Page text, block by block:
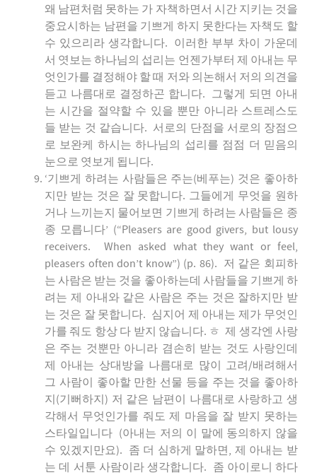
왜 남편처럼 못하는 가 자책하면서 시간 지키는 것을
중요시하는 남편을 기쁘게 하지 못한다는 자책도 할
수 있으리라 생각합니다. 이러한 부부 차이 가운데
서 엿보는 하나님의 섭리는 언젠가부터 제 아내는 무
엇인가를 결정해야 할 때 저와 의논해서 저의 의견을
듣고 나름대로 결정하곤 합니다. 그렇게 되면 아내
는 시간을 절약할 수 있을 뿐만 아니라 스트레스도
들 받는 것 같습니다. 서로의 단점을 서로의 장점으
로 보완케 하시는 하나님의 섭리를 점점 더 믿음의
눈으로 엿보게 됩니다.
‘기쁘게 하려는 사람들은 주는(베푸는) 것은 좋아하
지만 받는 것은 잘 못합니다. 그들에게 무엇을 원하
거나 느끼는지 물어보면 기쁘게 하려는 사람들은 종
종 모릅니다’ (“Pleasers are good givers, but lousy
receivers. When asked what they want or feel,
pleasers often don’t know”) (p. 86). 저 같은 회피하
는 사람은 받는 것을 좋아하는데 사람들을 기쁘게 하
려는 제 아내와 같은 사람은 주는 것은 잘하지만 받
는 것은 잘 못합니다. 심지어 제 아내는 제가 무엇인
가를 줘도 항상 다 받지 않습니다. ㅎ 제 생각엔 사랑
은 주는 것뿐만 아니라 겸손히 받는 것도 사랑인데
제 아내는 상대방을 나름대로 많이 고려/배려해서
그 사람이 좋아할 만한 선물 등을 주는 것을 좋아하
지(기뻐하지) 저 같은 남편이 나름대로 사랑하고 생
각해서 무엇인가를 줘도 제 마음을 잘 받지 못하는
스타일입니다 (아내는 저의 이 말에 동의하지 않을
수 있겠지만요). 좀 더 심하게 말하면, 제 아내는 받
는 데 서툰 사람이라 생각합니다. 좀 아이로니 하다